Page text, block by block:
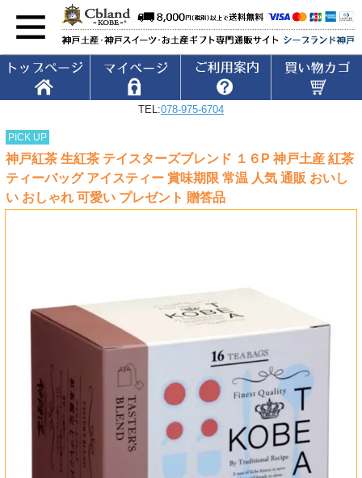
TEL:078-975-6704
PICK UP
神戸紅茶 生紅茶 テイスターズブレンド １６P 神戸土産 紅茶
ティーバッグ アイスティー 賞味期限 常温 人気 通販 おいし
い おしゃれ 可愛い プレゼント 贈答品